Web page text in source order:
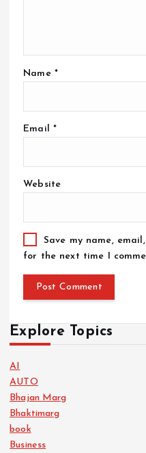
Name *
Email *
Website
Save my name,
for the next time I
Explore Topics
AI
AUTO
Bhajan Marg
Bhaktimarg
book
Business